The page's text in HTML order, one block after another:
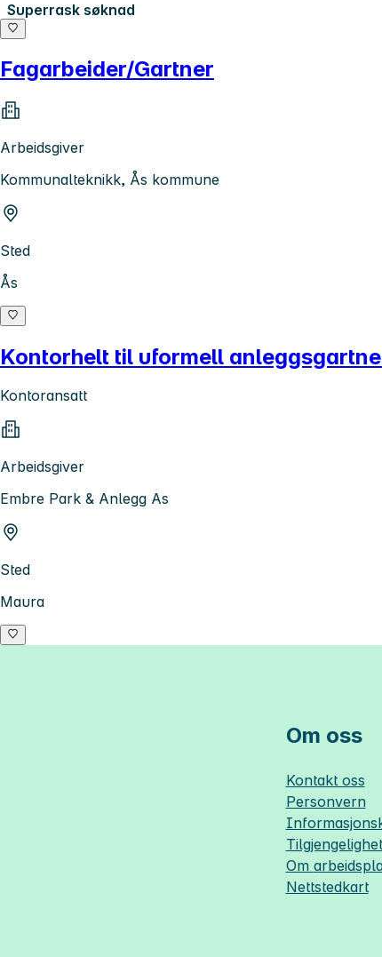
Superrask søknad
Fagarbeider/Gartner
Arbeidsgiver
Kommunalteknikk, Ås kommune
Sted
Ås
Kontorhelt til uformell
Kontoransatt
Arbeidsgiver
Embre Park & Anlegg As
Sted
Maura
Om oss
Kontakt oss
Personvern
Om
Nettstedkart